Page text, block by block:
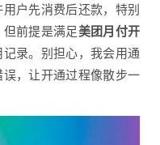
户先消费后还款，特别
前提是满足美团月付开
录。别担心，我会用通
，让开通过程像散步一